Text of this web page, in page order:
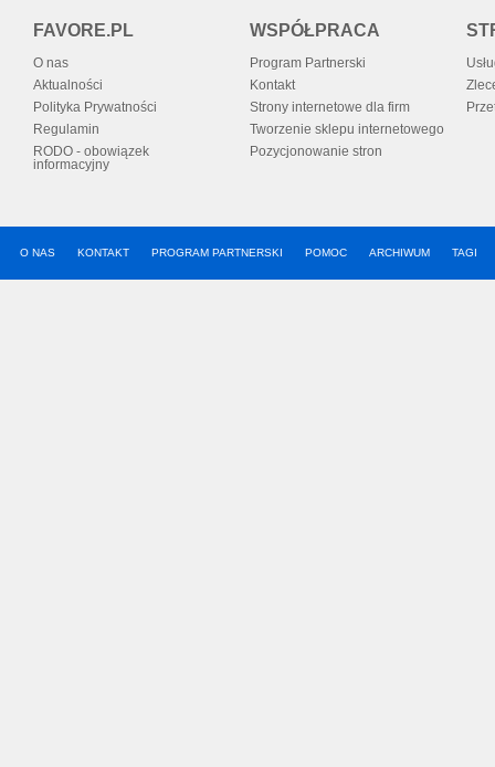
FAVORE.PL
O nas
Aktualności
Polityka Prywatności
Regulamin
RODO - obowiązek
informacyjny
WSPÓŁPRACA
Program Partnerski
Kontakt
Strony internetowe dla firm
Tworzenie sklepu internetowego
Pozycjonowanie stron
O NAS KONTAKT PROGRAM PARTNERSKI POMOC ARCHIWUM TAGI